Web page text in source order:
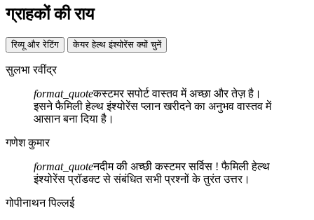
ग्राहकों की राय
रिव्यू और रेटिंग केयर हेल्थ इंश्योरेंस क्यों चुनें
सुलभा रवींद्र
format_quoteकस्टमर सपोर्ट वास्तव में अच्छा और तेज़ है।
इसने फैमिली हेल्थ इंश्योरेंस प्लान खरीदने का अनुभव वास्तव में
आसान बना दिया है।
गणेश कुमार
format_quoteनदीम की अच्छी कस्टमर सर्विस ! फैमिली हेल्थ
इंश्योरेंस प्रॉडक्ट से संबंधित सभी प्रश्नों के तुरंत उत्तर।
गोपीनाथन पिल्लई